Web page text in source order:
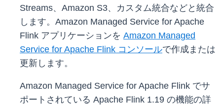
Streams、Amazon S3、カスタム統合などと統合
します。Amazon Managed Service for Apache
Flink アプリケーションを Amazon Managed
Service for Apache Flink コンソールで作成または
更新します。
Amazon Managed Service for Apache Flink でサ
ポートされている Apache Flink 1.19 の機能の詳